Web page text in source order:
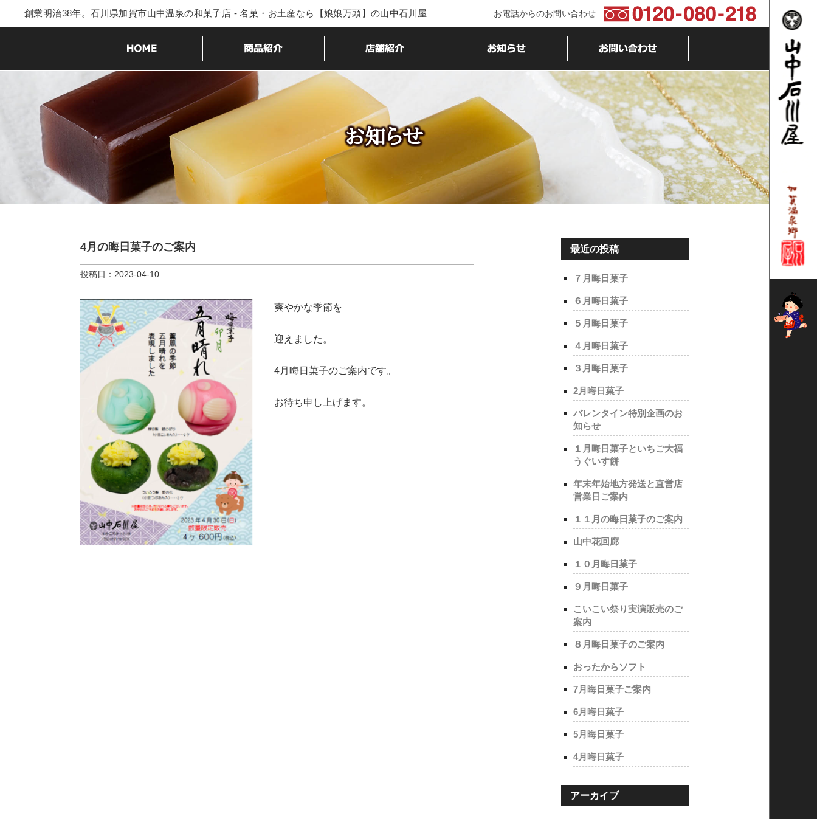
創業明治38年。石川県加賀市山中温泉の和菓子店 - 名菓・お土産なら【娘娘万頭】の山中石川屋 お電話からのお問い合わせ
4月の晦日菓子のご案内
投稿日：2023-04-10
爽やかな季節を
迎えました。
4月晦日菓子のご案内です。
お待ち申し上げます。
最近の投稿
７月晦日菓子
６月晦日菓子
５月晦日菓子
４月晦日菓子
３月晦日菓子
2月晦日菓子
バレンタイン特別企画のお
知らせ
１月晦日菓子といちご大福
うぐいす餅
年末年始地方発送と直営店
営業日ご案内
１１月の晦日菓子のご案内
山中花回廊
１０月晦日菓子
９月晦日菓子
こいこい祭り実演販売のご
案内
８月晦日菓子のご案内
おったからソフト
7月晦日菓子ご案内
6月晦日菓子
5月晦日菓子
4月晦日菓子
アーカイブ